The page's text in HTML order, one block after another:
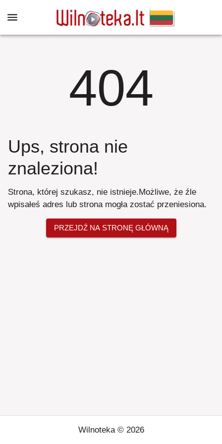
404
Ups, strona nie
znaleziona!
Strona, której szukasz, nie istnieje.Możliwe, że źle
wpisałeś adres lub strona mogła zostać przeniesiona.
PRZEJDŹ NA STRONĘ GŁÓWNĄ
Wilnoteka © 2026